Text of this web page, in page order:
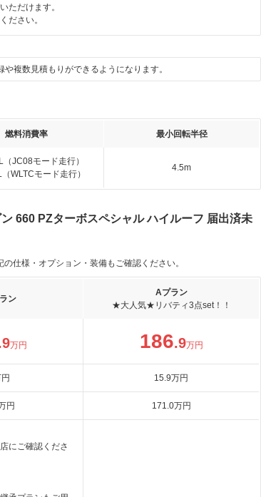
ただけます。
ださい。
複数見積もりができるようになります。
燃料消費率 最小回転半径
（JC08モード走行）
WLTCモード走行）
4.5m
660 PZターボスペシャル ハイルーフ 届出済未
仕様・オプション・装備もご確認ください。
ン
Aプラン
★大人気★リバティ3点set！！
万円 186.9万円
15.9万円
円 171.0万円
にご確認くださ